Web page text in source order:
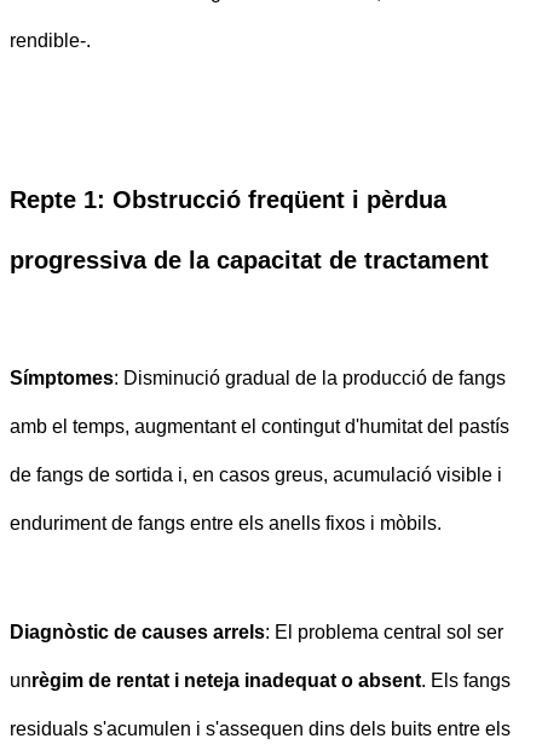
rendible-.
Repte 1: Obstrucció freqüent i pèrdua
progressiva de la capacitat de tractament
Símptomes: Disminució gradual de la producció de fangs
amb el temps, augmentant el contingut d'humitat del pastís
de fangs de sortida i, en casos greus, acumulació visible i
enduriment de fangs entre els anells fixos i mòbils.
Diagnòstic de causes arrels: El problema central sol ser
unrègim de rentat i neteja inadequat o absent. Els fangs
residuals s'acumulen i s'assequen dins dels buits entre els